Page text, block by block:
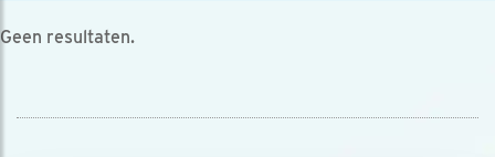
Geen resultaten.